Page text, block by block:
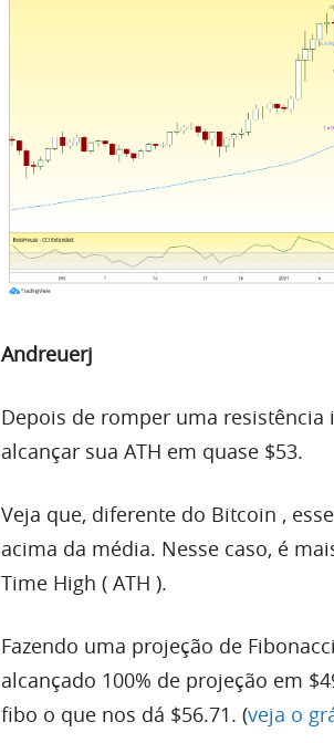
Andreuerj
Depois de romper uma resistência
alcançar sua ATH em quase $53.
Veja que, diferente do Bitcoin ,
acima da média. Nesse caso, é
Time High ( ATH ).
Fazendo uma projeção de
alcançado 100% de projeção em
fibo o que nos dá $56.71. (veja o